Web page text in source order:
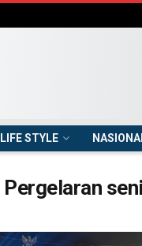
LIFE STYLE
Pergelaran